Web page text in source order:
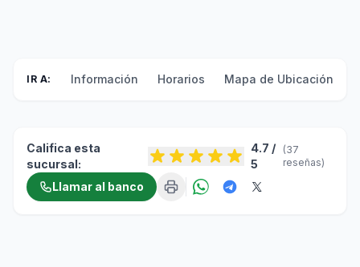
IR A: Información Horarios Mapa de Ubicación
Califica esta
sucursal:
4.7 /
5
(37
reseñas)
Llamar al banco